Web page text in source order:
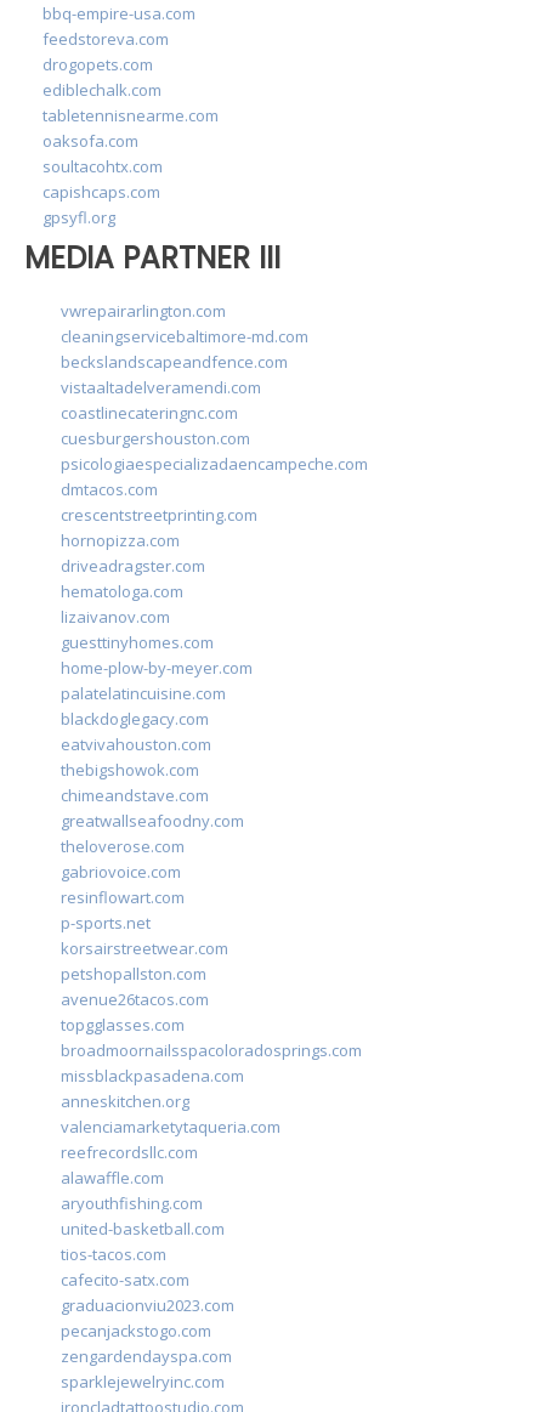
bbq-empire-usa.com
feedstoreva.com
drogopets.com
ediblechalk.com
tabletennisnearme.com
oaksofa.com
soultacohtx.com
capishcaps.com
gpsyfl.org
MEDIA PARTNER III
vwrepairarlington.com
cleaningservicebaltimore-md.com
beckslandscapeandfence.com
vistaaltadelveramendi.com
coastlinecateringnc.com
cuesburgershouston.com
psicologiaespecializadaencampeche.com
dmtacos.com
crescentstreetprinting.com
hornopizza.com
driveadragster.com
hematologa.com
lizaivanov.com
guesttinyhomes.com
home-plow-by-meyer.com
palatelatincuisine.com
blackdoglegacy.com
eatvivahouston.com
thebigshowok.com
chimeandstave.com
greatwallseafoodny.com
theloverose.com
gabriovoice.com
resinflowart.com
p-sports.net
korsairstreetwear.com
petshopallston.com
avenue26tacos.com
topgglasses.com
broadmoornailsspacoloradosprings.com
missblackpasadena.com
anneskitchen.org
valenciamarketytaqueria.com
reefrecordsllc.com
alawaffle.com
aryouthfishing.com
united-basketball.com
tios-tacos.com
cafecito-satx.com
graduacionviu2023.com
pecanjackstogo.com
zengardendayspa.com
sparklejewelryinc.com
ironcladtattoostudio.com